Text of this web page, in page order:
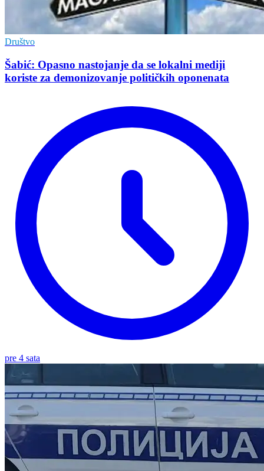
Društvo
Šabić: Opasno nastojanje da se lokalni mediji
koriste za demonizovanje političkih oponenata
pre 4 sata